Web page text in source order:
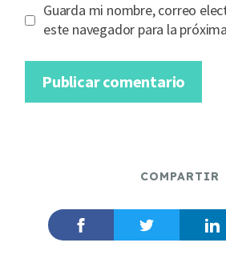
Guarda mi nombre, correo
este navegador para la
COMPARTIR